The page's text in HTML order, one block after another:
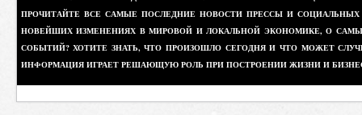
ПРОЧИТАЙТЕ ВСЕ САМЫЕ ПОСЛЕДНИЕ НОВОСТИ ПРЕССЫ И
НОВЕЙШИХ ИЗМЕНЕНИЯХ В МИРОВОЙ И ЛОКАЛЬНОЙ ЭКОНОМИКЕ, О
СОБЫТИЙ? ХОТИТЕ ЗНАТЬ, ЧТО ПРОИЗОШЛО СЕГОДНЯ И ЧТО МОЖЕТ
ИНФОРМАЦИЯ ИГРАЕТ РЕШАЮЩУЮ РОЛЬ ПРИ ПОСТРОЕНИИ ЖИЗНИ И